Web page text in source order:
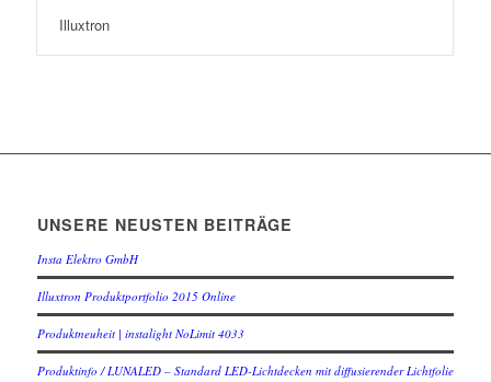
Illuxtron
UNSERE NEUSTEN BEITRÄGE
Insta Elektro GmbH
Illuxtron Produktportfolio 2015 Online
Produktneuheit | instalight NoLimit 4033
Produktinfo / LUNALED – Standard LED-Lichtdecken mit diffusierender Lichtfolie